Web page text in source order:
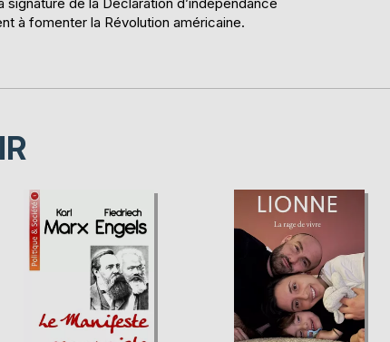
de la Déclaration d’indépendance
à fomenter la Révolution américaine.